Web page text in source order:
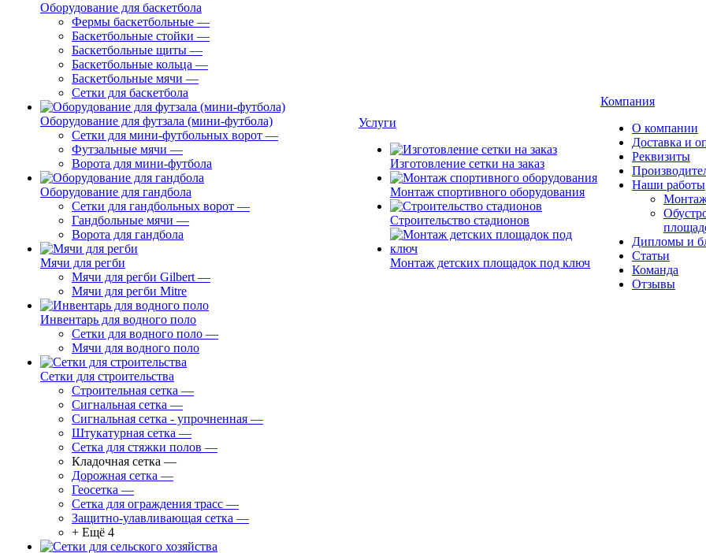
Оборудование для баскетбола
Фермы баскетбольные —
Баскетбольные стойки —
Баскетбольные щиты —
Баскетбольные кольца —
Баскетбольные мячи —
Сетки для баскетбола
Оборудование для футзала (мини-футбола)
Сетки для мини-футбольных ворот —
Футзальные мячи —
Ворота для мини-футбола
Оборудование для гандбола
Сетки для гандбольных ворот —
Гандбольные мячи —
Ворота для гандбола
Мячи для регби
Мячи для регби Gilbert —
Мячи для регби Mitre
Инвентарь для водного поло
Сетки для водного поло —
Мячи для водного поло
Сетки для строительства
Строительная сетка —
Сигнальная сетка —
Сигнальная сетка - упрочненная —
Штукатурная сетка —
Сетка для стяжки полов —
Кладочная сетка —
Дорожная сетка —
Геосетка —
Сетка для ограждения трасс —
Защитно-улавливающая сетка —
+ Ещё 4
Услуги
Изготовление сетки на заказ
Монтаж спортивного оборудования
Строительство стадионов
Монтаж детских площадок под ключ
Компания
О компании
Доставка и
Реквизиты
Наши работы
Дипломы и
Статьи
Команда
Отзывы